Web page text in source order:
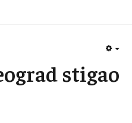
stigao